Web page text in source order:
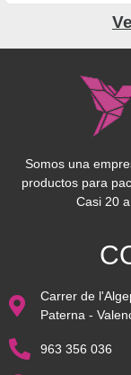
Somos una
productos para
Casi 20
Carrer de
Paterna -
963 356 036